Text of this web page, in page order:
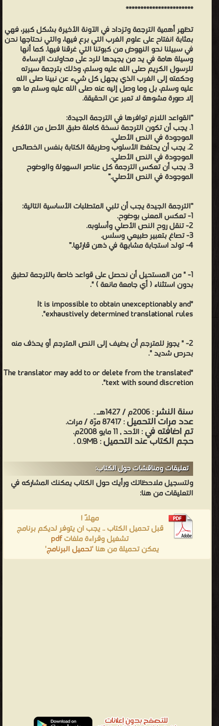
***********************
تظهر أهمية الترجمة وتزداد في الآونة الأخيرة بشكل كبير، فهي
بمثابة انفتاح على علوم الغرب التي برع فيها، والتي نحتاجها نحن
في سبيلنا نحو النهوض من كبوتنا التي غرقنا فيها. كما أنها
وسيلة هامة في يد من يجيدها للرد على محاولات الإساءة
للرسول الكريم صلى الله عليه وسلم، وذلك بترجمة سيرته
وحكمته إلى الغرب الذي يجهل كل شيء عن نبينا صلى الله
عليه وسلم، بل وما وصل إليه عنه صلى الله عليه وسلم ما هو
إلا صورة مشوهة لا تعبر عن الحقيقة.
“القواعد اللازم توافرها في الترجمة الجيدة:
1. يجب أن تكون الترجمة نسخة كاملة طبق الأصل من الأفكار
الموجودة في النص الأصلي.
2. يجب أن يحتفظ الأسلوب وطريقة الكتابة بنفس الخصائص
الموجودة في النص الأصلي.
3. يجب أن تعكس الترجمة كل عناصر السهولة والوضوح
الموجودة في النص الأصلي.”
“الترجمة الجيدة يجب أن تلبي المتطلبات الأساسية التالية:
1- تعكس المعنى بوضوح.
2- تنقل روح النص الأصلي وأسلوبه.
3- تصاغ بتعبير طبيعي وسلس.
4- تولد استجابة مشابهة في ذهن قارئها.”
1- " من المستحيل أن نحصل على قواعد خاصة بالترجمة تطبق
بدون استثناء ( أي جامعة مانعة ) ".
"It is impossible to obtain unexceptionably and
exhaustively determined translational rules".
2- " يجوز للمترجم أن يضيف إلى النص المترجم أو يحذف منه
بحرص شديد ".
"The translator may add to or delete from the translated
text with sound discretion".
سنة النشر: 2006م / 1427هـ .
عدد مرات التحميل: 87417 مرّة / مرات.
تم اضافته في: الأحد , 11 مايو 2008م.
حجم الكتاب عند التحميل: 0.9MB .
تعليقات ومناقشات حول الكتاب:
ولتسجيل ملاحظاتك ورأيك حول الكتاب يمكنك المشاركه في
التعليقات من هنا:
مهلاً !
قبل تحميل الكتاب .. يجب ان يتوفر لديكم برنامج
تشغيل وقراءة ملفاتpdf
يمكن تحميلة من هنا 'تحميل البرنامج'